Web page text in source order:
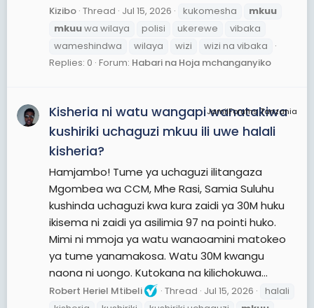
Kizibo Thread Jul 15, 2026 kukomesha
mkuu
mkuuwa wilaya polisi ukerewe
vibaka
wameshindwa
wilaya wizi
wizi na vibaka
Replies: 0 Forum: Habari na Hoja mchanganyiko
JamiiForums Tanzania
Kisheria ni watu wangapi wanatakiwa
kushiriki uchaguzi mkuu ili uwe halali
kisheria?
Hamjambo! Tume ya uchaguzi ilitangaza
Mgombea wa CCM, Mhe Rasi, Samia Suluhu
kushinda uchaguzi kwa kura zaidi ya 30M huku
ikisema ni zaidi ya asilimia 97 na pointi huko.
Mimi ni mmoja ya watu wanaoamini matokeo
ya tume yanamakosa. Watu 30M kwangu
naona ni uongo. Kutokana na kilichokuwa...
Robert Heriel Mtibeli Thread Jul 15, 2026
halali